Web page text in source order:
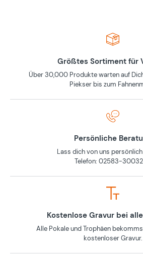
Größtes Sortiment für
Über 30,000 Produkte warten auf
Piekser bis zum
Persönliche
Lass dich von uns
Telefon: 02583-
Kostenlose Gravur bei
Alle Pokale und Trophäen
kostenloser Gravur.